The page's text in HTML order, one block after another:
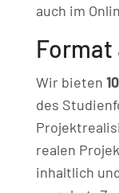
auch im
Format
Wir bieten
des
realen
inhaltlich